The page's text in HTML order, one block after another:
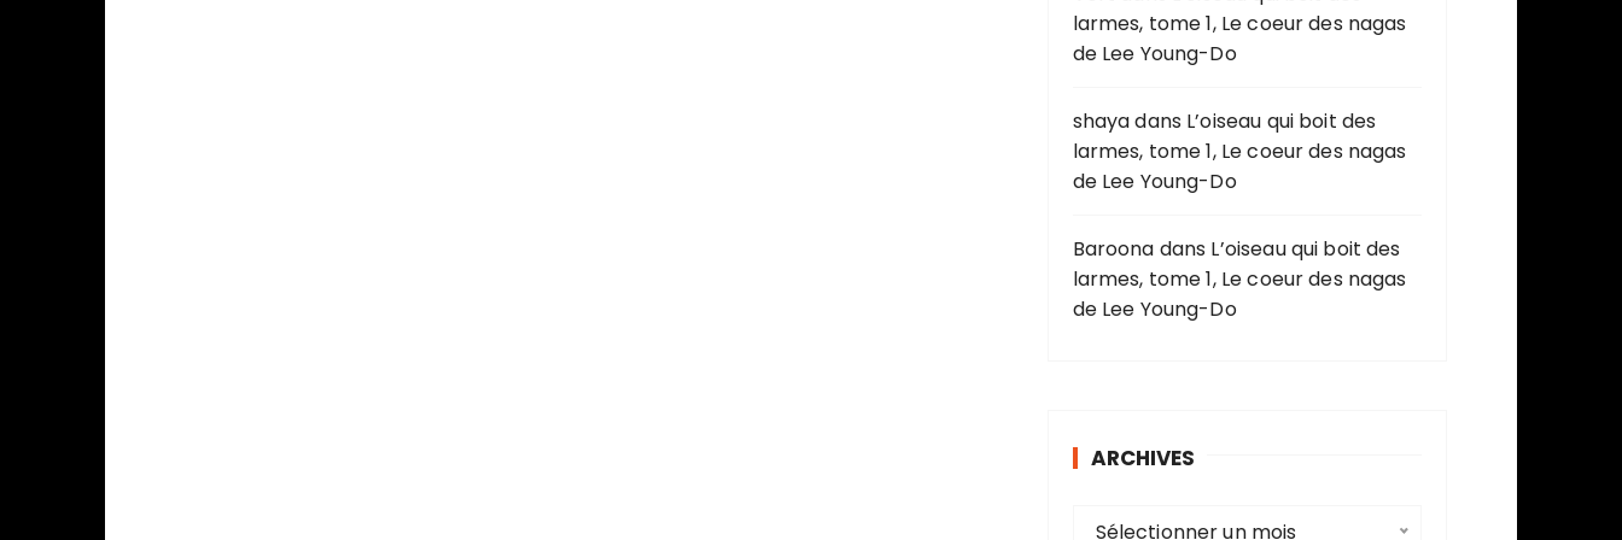
larmes, tome 1, Le coeur des nagas
de Lee Young-Do
shayadans L’oiseau qui boit des
larmes, tome 1, Le coeur des nagas
de Lee Young-Do
Baroona dans L’oiseau qui boit des
larmes, tome 1, Le coeur des nagas
de Lee Young-Do
ARCHIVES
Sélectionner un mois